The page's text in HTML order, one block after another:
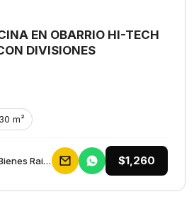
EN OBARRIO HI-TECH
DIVISIONES
m²
Galceb Group Bienes Raices $1,260